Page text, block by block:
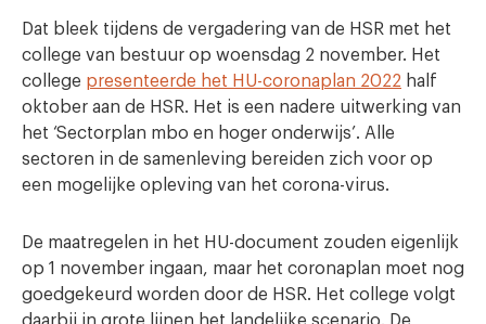
Dat bleek tijdens de vergadering van de HSR met het
college van bestuur op woensdag 2 november. Het
college presenteerde het HU-coronaplan 2022 half
oktober aan de HSR. Het is een nadere uitwerking van
het ‘Sectorplan mbo en hoger onderwijs’. Alle
sectoren in de samenleving bereiden zich voor op
een mogelijke opleving van het corona-virus.
De maatregelen in het HU-document zouden eigenlijk
op 1 november ingaan, maar het coronaplan moet nog
goedgekeurd worden door de HSR. Het college volgt